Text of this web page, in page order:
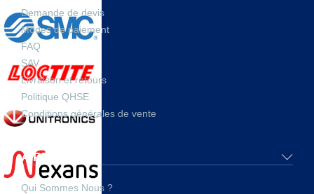
Demande de devis
Modes de paiement
FAQ
SAV
Livraison et retours
Politique QHSE
Conditions générales de vente
A PROPOS
Qui Sommes Nous ?